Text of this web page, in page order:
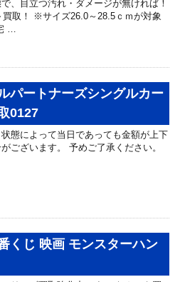
、目立つ汚れ・ダメージが無ければ！
買取！ ※サイズ26.0～28.5ｃｍが対象
…
パートナーズシングルカー
0127
態によって当日であっても金額が上下
ございます。 予めご了承ください。
くじ 映画 モンスターハン